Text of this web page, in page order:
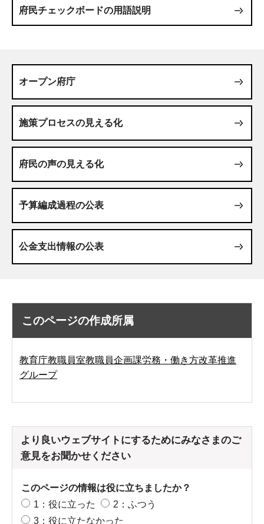
府民チェックボードの用語説明
オープン府庁
施策プロセスの見える化
府民の声の見える化
予算編成過程の公表
公金支出情報の公表
このページの作成所属
教育庁教職員室教職員企画課労務・働き方改革推進
グループ
より良いウェブサイトにするためにみなさまのご
意見をお聞かせください
このページの情報は役に立ちましたか？
1：役に立った
2：ふつう
3：役に立たなかった